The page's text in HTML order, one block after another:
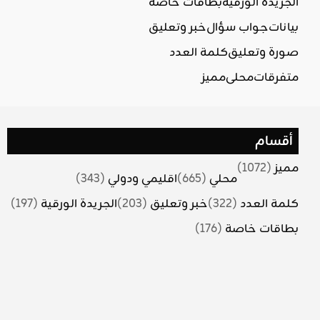
بياناتجواب سؤالخبر وتعليق
صورة وتعليقكلمة العدد
متفرقاتمحليمميز
أقسام
مميز(1072)
محلي (665) اقليمي ودولي (343)
كلمة العدد (322) خبر وتعليق (203) الجريدة الورقية (197)
بطاقات خاصة (176)